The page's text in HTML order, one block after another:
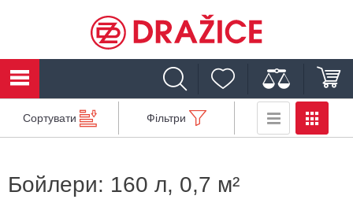
Сортувати Фільтри
Бойлери: 160 л, 0,7 м²